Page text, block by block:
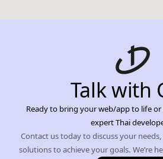
Talk with
Ready to bring your web/app to life
expert Thai
Contact us today to discuss your needs,
solutions to achieve your goals. We’re